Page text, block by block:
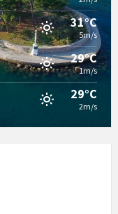
31°C
5m/s
29°C
1m/s
29°C
2m/s